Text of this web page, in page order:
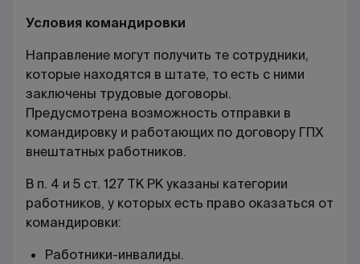
Условия командировки
Направление могут получить те сотрудники,
которые находятся в штате, то есть с ними
заключены трудовые договоры.
Предусмотрена возможность отправки в
командировку и работающих по договору ГПХ
внештатных работников.
В п. 4 и 5 ст. 127 ТК РК указаны категории
работников, у которых есть право оказаться от
командировки:
Работники-инвалиды.